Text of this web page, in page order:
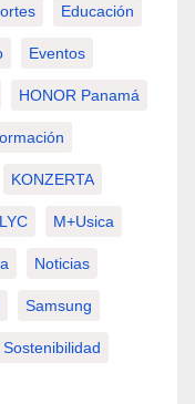
Educación
Eventos
HONOR Panamá
KONZERTA
M+usica
Noticias
Samsung
Sostenibilidad